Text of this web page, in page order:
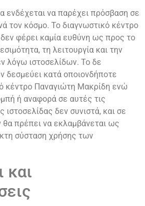
ενδέχεται να παρέχει πρόσβαση σε
τον κόσμο. Το διαγνωστικό κέντρο
φέρει καμία ευθύνη ως προς το
τη λειτουργία και την
λόγω ιστοσελίδων. Το δε
δεσμεύει κατά οποιονδήποτε
κέντρο Παναγιώτη Μακρίδη ενώ
ή αναφορά σε αυτές τις
ιστοσελίδας δεν συνιστά, και σε
πρέπει να εκλαμβάνεται ως
σύσταση χρήσης των
και